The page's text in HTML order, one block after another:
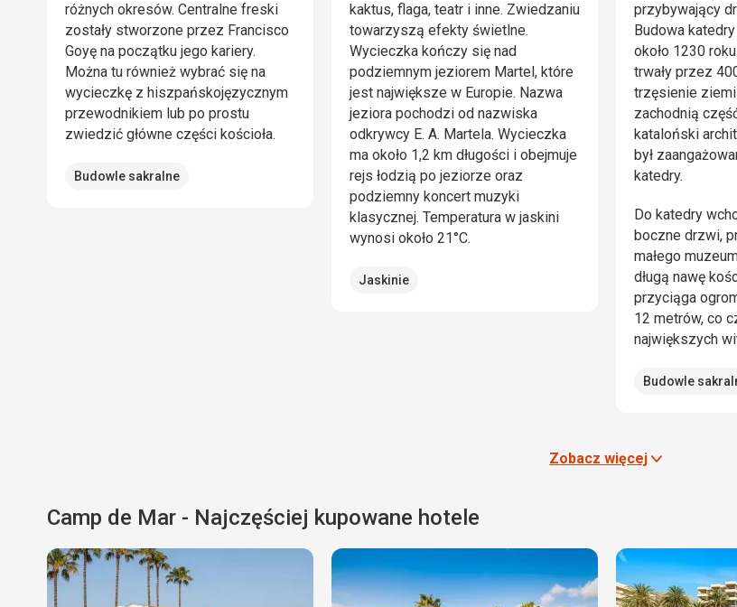
różnych okresów. Centralne freski
zostały stworzone przez Francisco
Goyę na początku jego kariery.
Można tu również wybrać się na
wycieczkę z hiszpańskojęzycznym
przewodnikiem lub po prostu
zwiedzić główne części kościoła.
Budowle sakralne
kaktus, flaga, teatr i inne. Zwiedzaniu
towarzyszą efekty świetlne.
Wycieczka kończy się nad
podziemnym jeziorem Martel, które
jest największe w Europie. Nazwa
jeziora pochodzi od nazwiska
odkrywcy E. A. Martela. Wycieczka
ma około 1,2 km długości i obejmuje
rejs łodzią po jeziorze oraz
podziemny koncert muzyki
klasycznej. Temperatura w jaskini
wynosi około 21°C.
Jaskinie
przybywający
Budowa
około 1230
trwały przez
trzęsienie
zachodnią
kataloński
był
katedry.
Do katedry
boczne drzwi,
małego
długą nawę
przyciąga
12 metrów, co
największych
Budowle
Zobacz więcej
Camp de Mar - Najczęściej kupowane hotele